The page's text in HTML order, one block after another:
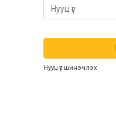
Нууц үг шинэчлэх